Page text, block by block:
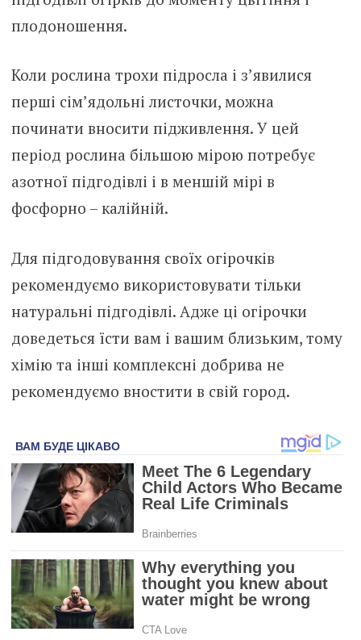
плодоношення.
Коли рослина трохи підросла і з’явилися
перші сім’ядольні листочки, можна
починати вносити підживлення. У цей
період рослина більшою мірою потребує
азотної підгодівлі і в меншій мірі в
фосфорно – калійній.
Для підгодовування своїх огірочків
рекомендуємо використовувати тільки
натуральні підгодівлі. Адже ці огірочки
доведеться їсти вам і вашим близьким, тому
хімію та інші комплексні добрива не
рекомендуємо вностити в свій город.